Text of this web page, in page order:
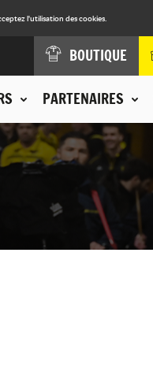
l'utilisation des cookies.
PARTENAIRES
BOUTIQUE